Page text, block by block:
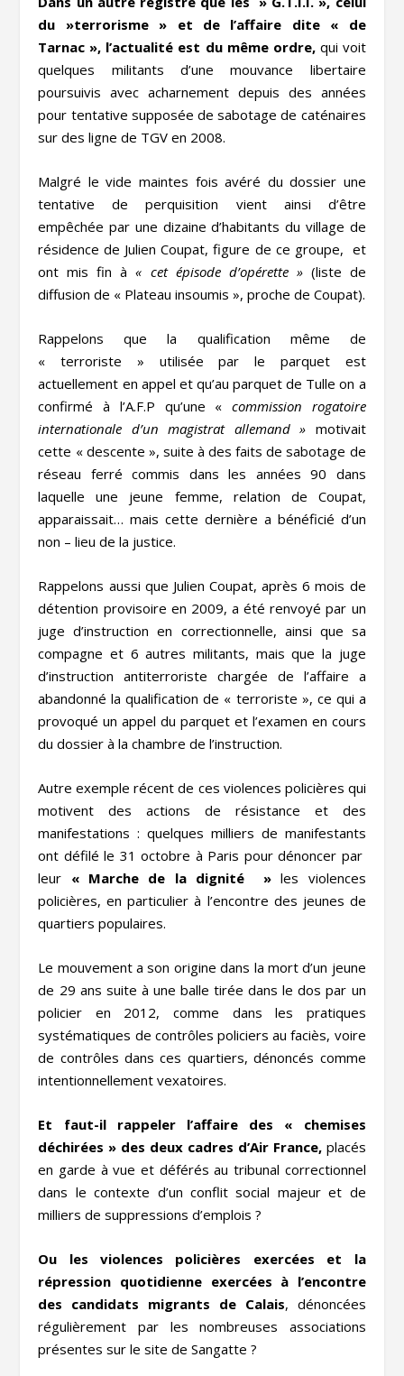
du »terrorisme » et de l’affaire dite « de
Tarnac », l’actualité est du même ordre, qui voit
quelques militants d’une mouvance libertaire
poursuivis avec acharnement depuis des années
pour tentative supposée de sabotage de caténaires
sur des ligne de TGV en 2008.
Malgré le vide maintes fois avéré du dossier une
tentative de perquisition vient ainsi d’être
empêchée par une dizaine d’habitants du village de
résidence de Julien Coupat, figure de ce groupe, et
ont mis fin à« cet épisode d’opérette »(liste de
diffusion de « Plateau insoumis », proche de Coupat).
Rappelons que la qualification même de
« terroriste » utilisée par le parquet est
actuellement en appel et qu’au parquet de Tulle on a
confirmé à l’A.F.P qu’une « commission rogatoire
internationale d’un magistrat allemand » motivait
cette « descente », suite à des faits de sabotage de
réseau ferré commis dans les années 90 dans
laquelle une jeune femme, relation de Coupat,
apparaissait… mais cette dernière a bénéficié d’un
non – lieu de la justice.
Rappelons aussi que Julien Coupat, après 6 mois de
détention provisoire en 2009, a été renvoyé par un
juge d’instruction en correctionnelle, ainsi que sa
compagne et 6 autres militants, mais que la juge
d’instruction antiterroriste chargée de l’affaire a
abandonné la qualification de « terroriste », ce qui a
provoqué un appel du parquet et l’examen en cours
du dossier à la chambre de l’instruction.
Autre exemple récent de ces violences policières qui
motivent des actions de résistance et des
manifestations : quelques milliers de manifestants
ont défilé le 31 octobre à Paris pour dénoncer par
leur « Marche de la dignité »les violences
policières, en particulier à l’encontre des jeunes de
quartiers populaires.
Le mouvement a son origine dans la mort d’un jeune
de 29 ans suite à une balle tirée dans le dos par un
policier en 2012, comme dans les pratiques
systématiques de contrôles policiers au faciès, voire
de contrôles dans ces quartiers, dénoncés comme
intentionnellement vexatoires.
Et faut-il rappeler l’affaire des « chemises
déchirées » des deux cadres d’Air France,placés
en garde à vue et déférés au tribunal correctionnel
dans le contexte d’un conflit social majeur et de
milliers de suppressions d’emplois ?
Ou les violences policières exercées et la
répression quotidienne exercées à l’encontre
des candidats migrants de Calais, dénoncées
régulièrement par les nombreuses associations
présentes sur le site de Sangatte ?